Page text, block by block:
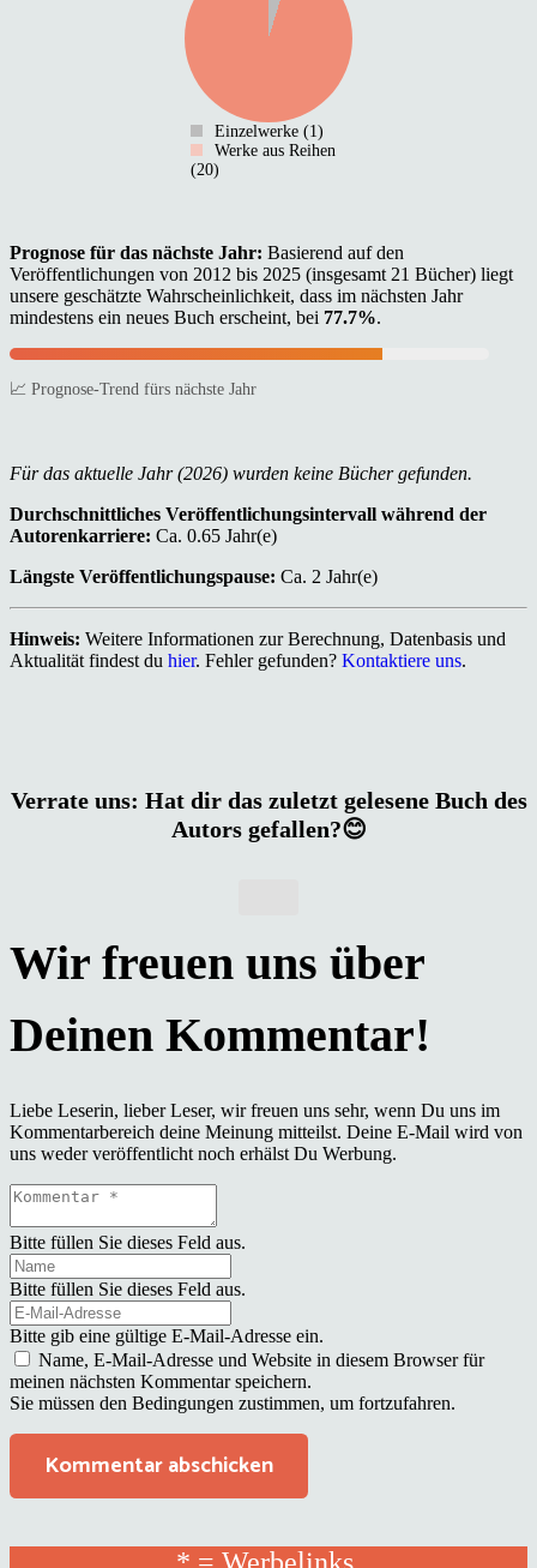
Einzelwerke (1)
Werke aus Reihen
(20)
Prognose für das nächste Jahr: Basierend auf den
Veröffentlichungen von 2012 bis 2025 (insgesamt 21 Bücher) liegt
unsere geschätzte Wahrscheinlichkeit, dass im nächsten Jahr
mindestens ein neues Buch erscheint, bei 77.7%.
📈 Prognose-Trend fürs nächste Jahr
Für das aktuelle Jahr (2026) wurden keine Bücher gefunden.
Durchschnittliches Veröffentlichungsintervall während der
Autorenkarriere: Ca. 0.65 Jahr(e)
Längste Veröffentlichungspause: Ca. 2 Jahr(e)
Hinweis: Weitere Informationen zur Berechnung, Datenbasis und
Aktualität findest du hier. Fehler gefunden? Kontaktiere uns.
Verrate uns: Hat dir das zuletzt gelesene Buch des
Autors gefallen?😊
Liebe Leserin, lieber Leser, wir freuen uns sehr, wenn Du uns im
Kommentarbereich deine Meinung mitteilst. Deine E-Mail wird von
uns weder veröffentlicht noch erhälst Du Werbung.
Bitte füllen Sie dieses Feld aus.
Bitte füllen Sie dieses Feld aus.
Bitte gib eine gültige E-Mail-Adresse ein.
Name, E-Mail-Adresse und Website in diesem Browser für
meinen nächsten Kommentar speichern.
Sie müssen den Bedingungen zustimmen, um fortzufahren.
Kommentar abschicken